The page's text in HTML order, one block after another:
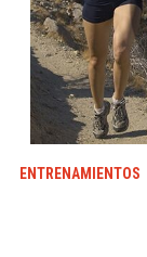
ENTRENAMIENTOS